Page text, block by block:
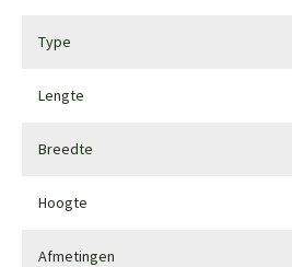
Type
Lengte
Breedte
Hoogte
Afmetingen